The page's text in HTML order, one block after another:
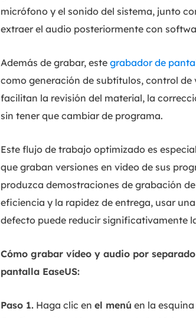
micrófono y el sonido del sistema, junto
extraer el audio posteriormente con
Además de grabar, este grabador de
como generación de subtítulos, control
facilitan la revisión del material, la
sin tener que cambiar de programa.
Este flujo de trabajo optimizado es
que graban versiones en video de sus
produzca demostraciones de grabación
eficiencia y la rapidez de entrega, usar
defecto puede reducir significativamente
Cómo grabar vídeo y audio por
pantalla EaseUS:
Paso 1. Haga clic en el menú en la